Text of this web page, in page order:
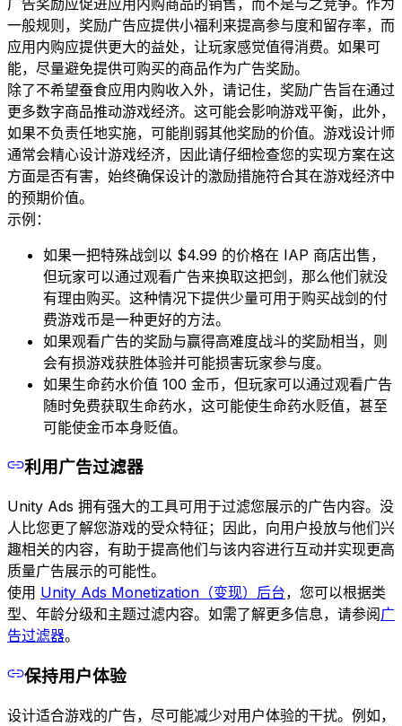
一般规则，奖励广告应提供小福利来提高参与度和留存率，而
应用内购应提供更大的益处，让玩家感觉值得消费。如果可
能，尽量避免提供可购买的商品作为广告奖励。
除了不希望蚕食应用内购收入外，请记住，奖励广告旨在通过
更多数字商品推动游戏经济。这可能会影响游戏平衡，此外，
如果不负责任地实施，可能削弱其他奖励的价值。游戏设计师
通常会精心设计游戏经济，因此请仔细检查您的实现方案在这
方面是否有害，始终确保设计的激励措施符合其在游戏经济中
的预期价值。
示例：
如果一把特殊战剑以 $4.99 的价格在 IAP 商店出售，
但玩家可以通过观看广告来换取这把剑，那么他们就没
有理由购买。这种情况下提供少量可用于购买战剑的付
费游戏币是一种更好的方法。
如果观看广告的奖励与赢得高难度战斗的奖励相当，则
会有损游戏获胜体验并可能损害玩家参与度。
如果生命药水价值 100 金币，但玩家可以通过观看广告
随时免费获取生命药水，这可能使生命药水贬值，甚至
可能使金币本身贬值。
利用广告过滤器
Unity Ads 拥有强大的工具可用于过滤您展示的广告内容。没
人比您更了解您游戏的受众特征；因此，向用户投放与他们兴
趣相关的内容，有助于提高他们与该内容进行互动并实现更高
质量广告展示的可能性。
使用 Unity Ads Monetization（变现）后台，您可以根据类
型、年龄分级和主题过滤内容。如需了解更多信息，请参阅广
告过滤器。
保持用户体验
设计适合游戏的广告，尽可能减少对用户体验的干扰。例如，